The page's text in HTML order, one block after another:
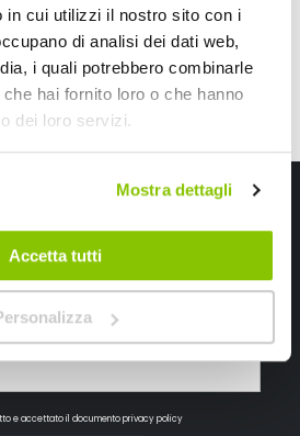
in cui utilizzi il nostro sito con i
di analisi dei dati web,
i quali potrebbero combinarle
hai fornito loro o che hanno
dei loro servizi.
Mostra dettagli
Accetta tutti
Speedup
10% per il tuo primo acquisto online!
e accettato il documentoprivacy policy